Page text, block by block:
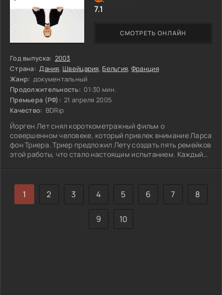
Год выпуска: 2003
Страна: Дания, Швейцария, Бельгия, Франция
Жанр: документальный
Продолжительность: 01:30 мин.
Премьера (РФ): 21 апреля 2005
Качество: BDRip
Йорген Лет снял короткометражный фильм о
совершенном человеке, который привлек внимание Ларса
фон Триера. Триер предложил Лету создать пять ремейков
этой работы, что стало настоящим испытанием. Каждый
переосмысливать сюжет и характеры героев оригинала.
Это взаимодействие между двумя режиссерами привело
к неожиданным результатам, заставляя задаваться
вопросом: как далеко можно зайти в поисках идеала?
СМОТРЕТЬ ОНЛАЙН
7.1
1 2 3 4 5 6 7 8
9 10